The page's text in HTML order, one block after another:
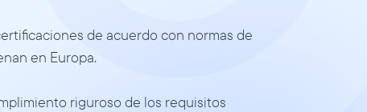
de acuerdo con normas de
en Europa.
riguroso de los requisitos